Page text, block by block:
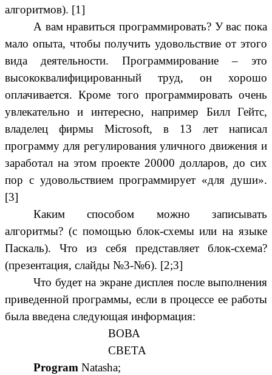
алгоритмов). [1]
А вам нравиться программировать? У вас пока
мало опыта, чтобы получить удовольствие от этого
вида деятельности. Программирование – это
высококвалифицированный труд, он хорошо
оплачивается. Кроме того программировать очень
увлекательно и интересно, например Билл Гейтс,
владелец фирмы Microsoft, в 13 лет написал
программу для регулирования уличного движения и
заработал на этом проекте 20000 долларов, до сих
пор с удовольствием программирует «для души».
[3]
Каким способом можно записывать
алгоритмы? (с помощью блок-схемы или на языке
Паскаль). Что из себя представляет блок-схема?
(презентация, слайды №3-№6). [2;3]
Что будет на экране дисплея после выполнения
приведенной программы, если в процессе ее работы
была введена следующая информация:
ВОВА
СВЕТА
Program Natasha;